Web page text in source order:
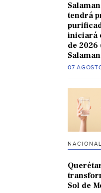
tendrá
iniciará
de 2026
07
NACIONAL
Sol de